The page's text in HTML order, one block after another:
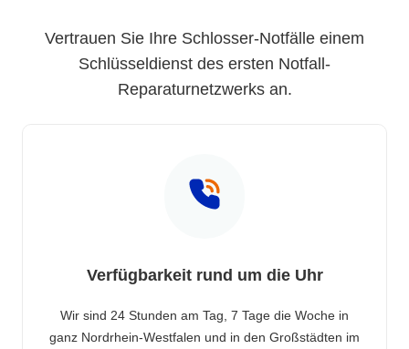
Vertrauen Sie Ihre Schlosser-Notfälle einem
Schlüsseldienst des ersten Notfall-
Reparaturnetzwerks an.
Verfügbarkeit rund um die Uhr
Wir sind 24 Stunden am Tag, 7 Tage die Woche in
ganz Nordrhein-Westfalen und in den Großstädten im